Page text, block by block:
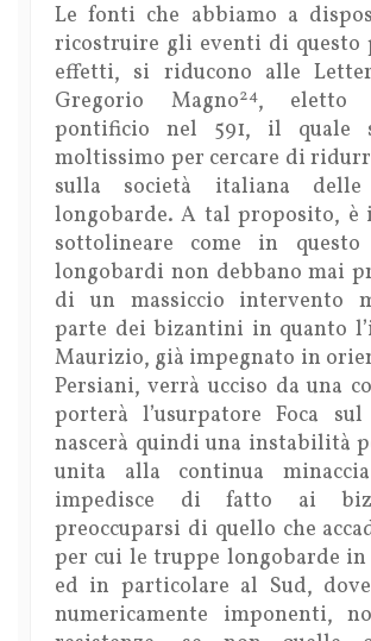
Le fonti che abbiamo a
ricostruire gli eventi di questo
effetti, si riducono alle
Gregorio Magno24, eletto
pontificio nel 591, il quale
moltissimo per cercare di
sulla società italiana delle
longobarde. A tal proposito, è
sottolineare come in
longobardi non debbano mai
di un massiccio intervento
parte dei bizantini in quanto
Maurizio, già impegnato in
Persiani, verrà ucciso da una
porterà l’usurpatore Foca
nascerà quindi una instabilità
unita alla continua
impedisce di fatto ai
preoccuparsi di quello che
per cui le truppe longobarde
ed in particolare al Sud,
numericamente imponenti,